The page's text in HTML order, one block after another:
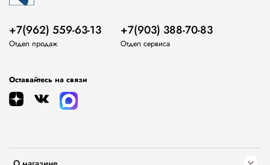
+7(962) 559-63-13
Отдел продаж
+7(903) 388-70-83
Отдел сервиса
Оставайтесь на связи